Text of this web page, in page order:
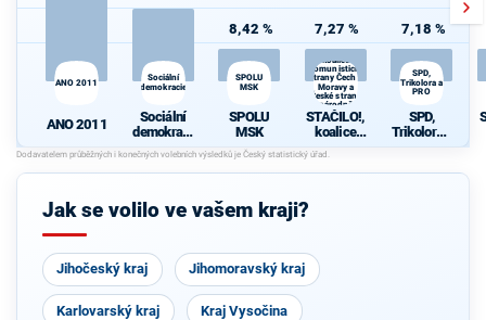
ANO 2011
ANO 2011
Sociální
demokracie
Sociální
demokraci
8,42 %
SPOLU
MSK
SPOLU
MSK
7,27 %
STAČILO!,
koalice
Komunistické
strany Čech a
Moravy a
České strany
národně
sociální
STAČILO!,
koalice
Komunisti
cké strany
Čech a
sociální
7,18 %
SPD,
Trikolora a
PRO
SPD,
Trikolora a
PRO
Jak se volilo ve vašem kraji?
Jihočeský kraj Jihomoravský kraj
Karlovarský kraj Kraj Vysočina